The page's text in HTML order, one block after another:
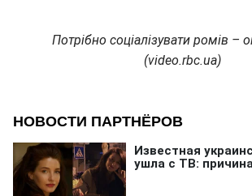
Потрібно соціалізувати ромів –
(video.rbc.ua)